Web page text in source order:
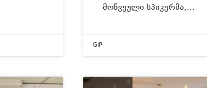
მოწვეული სპიკერმა,…
GIP